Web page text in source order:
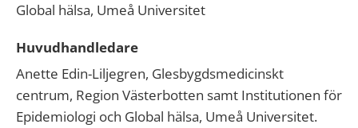
Global hälsa, Umeå Universitet
Huvudhandledare
Anette Edin-Liljegren, Glesbygdsmedicinskt
centrum, Region Västerbotten samt Institutionen för
Epidemiologi och Global hälsa, Umeå Universitet.